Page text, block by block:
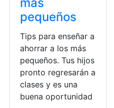
pequeños
Tips para enseñar a
ahorrar a los más
pequeños. Tus hijos
pronto regresarán a
clases y es una
buena oportunidad